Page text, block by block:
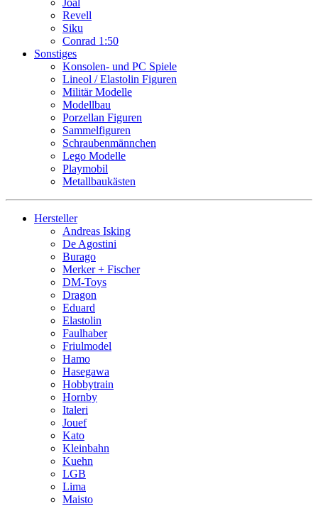
Joal
Revell
Siku
Conrad 1:50
Sonstiges
Konsolen- und PC Spiele
Lineol / Elastolin Figuren
Militär Modelle
Modellbau
Porzellan Figuren
Sammelfiguren
Schraubenmännchen
Lego Modelle
Playmobil
Metallbaukästen
Hersteller
Andreas Isking
De Agostini
Burago
Merker + Fischer
DM-Toys
Dragon
Eduard
Elastolin
Faulhaber
Friulmodel
Hamo
Hasegawa
Hobbytrain
Hornby
Italeri
Jouef
Kato
Kleinbahn
Kuehn
LGB
Lima
Maisto